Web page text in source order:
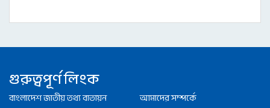
গুরুত্বপূর্ণ লিংক
বাংলাদেশ জাতীয় তথ্য বাতায়ন
আমাদের সম্পর্কে